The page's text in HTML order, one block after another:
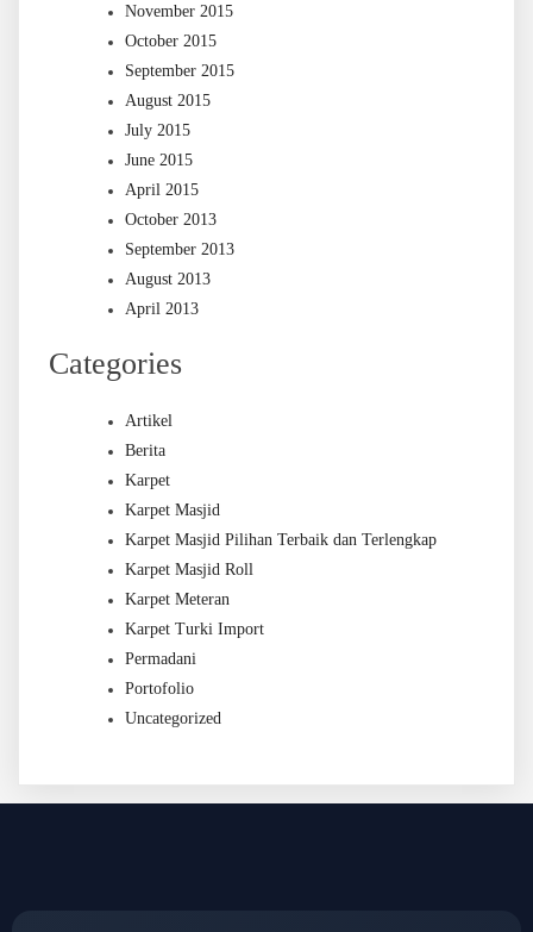
November 2015
October 2015
September 2015
August 2015
July 2015
June 2015
April 2015
October 2013
September 2013
August 2013
April 2013
Categories
Artikel
Berita
Karpet
Karpet Masjid
Karpet Masjid Pilihan Terbaik dan Terlengkap
Karpet Masjid Roll
Karpet Meteran
Karpet Turki Import
Permadani
Portofolio
Uncategorized